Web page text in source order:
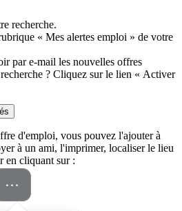
recherche.
« Mes alertes emploi » de votre
par e-mail les nouvelles offres
? Cliquez sur le lien « Activer
d'emploi, vous pouvez l'ajouter à
à un ami, l'imprimer, localiser le lieu
en cliquant sur :